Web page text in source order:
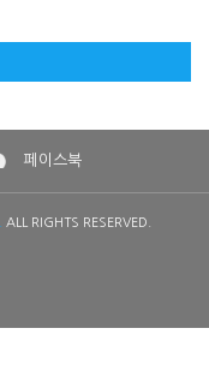
페이스북
ALL RIGHTS RESERVED.